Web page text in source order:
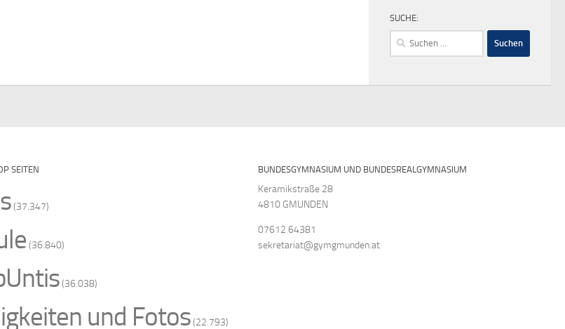
SUCHE:
Suchen
SEITEN
(37.347)
(36.840)
(36.038)
und Fotos(22.793)
BUNDESGYMNASIUM UND BUNDESREALGYMNASIUM
Keramikstraße 28
4810 GMUNDEN
07612 64381
sekretariat@gymgmunden.at